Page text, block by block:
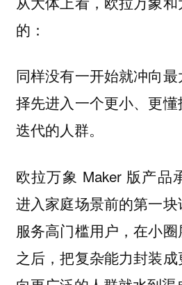
的：
同样没有一开始就冲向
择先进入一个更小、更
迭代的人群。
欧拉万象 Maker 版产品
进入家庭场景前的第一
服务高门槛用户，在小
之后，把复杂能力封装